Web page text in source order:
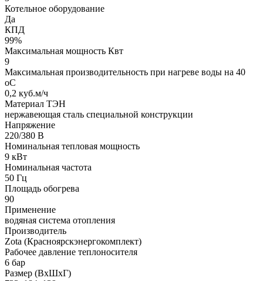
Котельное оборудование
Да
КПД
99%
Максимальная мощность Квт
9
Максимальная производительность при нагреве воды на 40
оС
0,2 куб.м/ч
Материал ТЭН
нержавеющая сталь специальной конструкции
Напряжение
220/380 В
Номинальная тепловая мощность
9 кВт
Номинальная частота
50 Гц
Площадь обогрева
90
Применение
водяная система отопления
Производитель
Zota (Красноярскэнергокомплект)
Рабочее давление теплоносителя
6 бар
Размер (ВхШхГ)